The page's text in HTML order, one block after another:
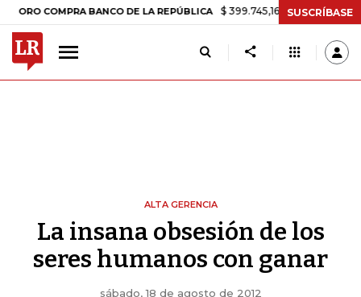
COMPRA BANCO DE LA REPÚBLICA $ 399.745,16 +$ 2.295,71 +0,58%
SUSCRÍBASE
ALTA GERENCIA
La insana obsesión de los
seres humanos con ganar
sábado, 18 de agosto de 2012